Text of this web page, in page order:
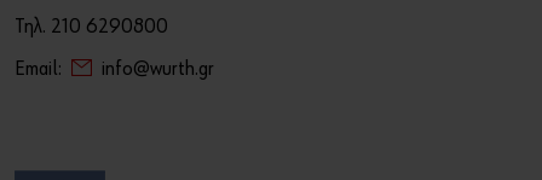
Τηλ. 210 6290800
Email: info@wurth.gr